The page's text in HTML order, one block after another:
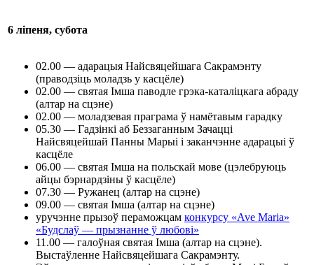
6 ліпеня, субота
02.00 — адарацыя Найсвяцейшага Сакрамэнту
(праводзіць моладзь у касцёле)
02.00 — святая Імша паводле грэка-каталіцкага абраду
(алтар на сцэне)
02.00 — моладзевая праграма ў намётавым гарадку
05.30 — Гадзінкі аб Беззаганным Зачацці
Найсвяцейшай Панны Марыі і заканчэнне адарацыі ў
касцёле
06.00 — святая Імша на польскай мове (цэлебруюць
айцы бэрнардзіны ў касцёле)
07.30 — Ружанец (алтар на сцэне)
09.00 — святая Імша (алтар на сцэне)
уручэнне прызоў пераможцам конкурсу «Ave Maria»
«Будслаў — прызнанне ў любові»
11.00 — галоўная святая Імша (алтар на сцэне).
Выстаўленне Найсвяцейшага Сакрамэнту.